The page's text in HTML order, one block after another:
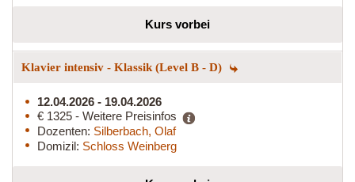
Kurs vorbei
Klavier intensiv - Klassik (Level B - D)
12.04.2026 - 19.04.2026
€ 1325 - Weitere Preisinfos
Dozenten: Silberbach, Olaf
Domizil: Schloss Weinberg